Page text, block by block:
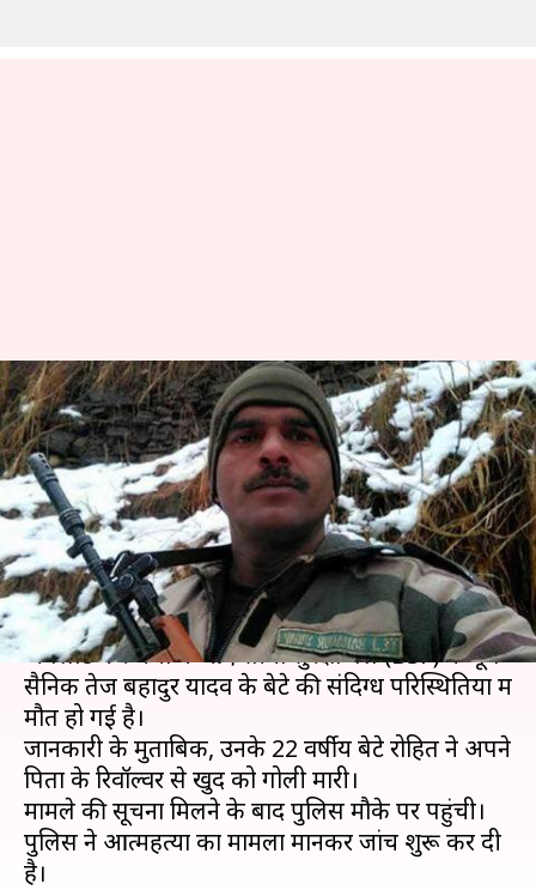
BSF के खाने का वीडियो डालने वाले
पूर्व सैनिक के बेटे की संदिग्ध हालात
में मौत
लेखन प्रमोद कुमार Jan 18, 2019 11:55 am
क्या है खबर?
जवानों को खराब खाना देने की शिकायत का वीडियो
अपलोड कर चर्चा में आए सीमा सुरक्षा बल (BSF) के पूर्व
सैनिक तेज बहादुर यादव के बेटे की संदिग्ध परिस्थितियों में
मौत हो गई है।
जानकारी के मुताबिक, उनके 22 वर्षीय बेटे रोहित ने अपने
पिता के रिवॉल्वर से खुद को गोली मारी।
मामले की सूचना मिलने के बाद पुलिस मौके पर पहुंची।
पुलिस ने आत्महत्या का मामला मानकर जांच शुरू कर दी
है।